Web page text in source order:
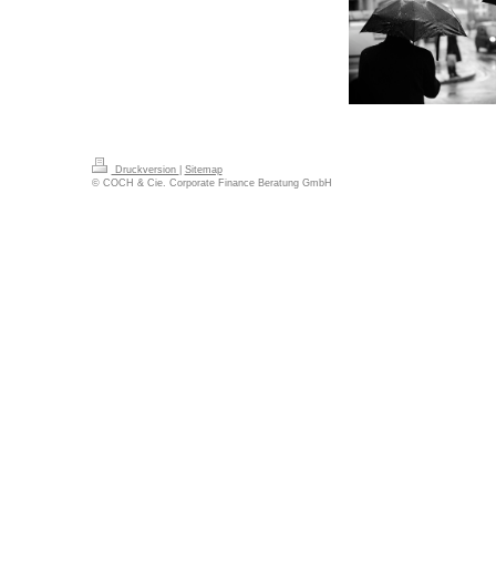
Druckversion
Sitemap
© COCH & Cie. Corporate Finance Beratung GmbH